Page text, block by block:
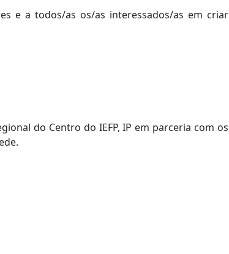
e a todos/as os/as interessados/as em criar
do Centro do IEFP, IP em parceria com os